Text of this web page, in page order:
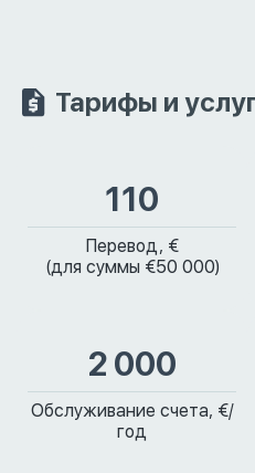
Тарифы и
110
Перевод, €
(для суммы €50 000)
2 000
Обслуживание счета, €/
год